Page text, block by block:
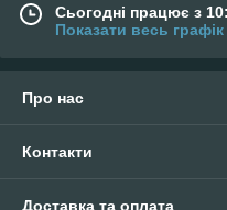
Сьогодні працює з
Показати весь
Про нас
Контакти
Доставка та оплата